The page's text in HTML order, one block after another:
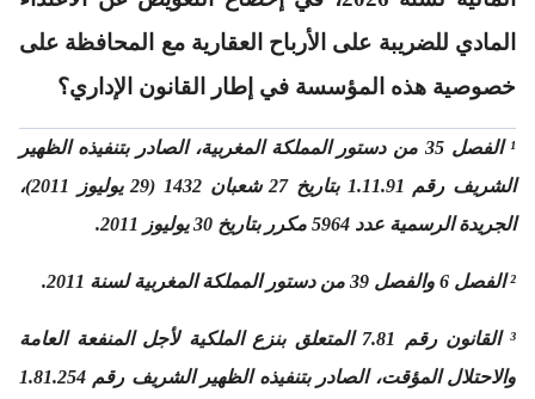
المادي للضريبة على الأرباح العقارية مع المحافظة على
خصوصية هذه المؤسسة في إطار القانون الإداري؟
¹ الفصل 35 من دستور المملكة المغربية، الصادر بتنفيذه الظهير
الشريف رقم 1.11.91 بتاريخ 27 شعبان 1432 (29 يوليوز 2011)،
الجريدة الرسمية عدد 5964 مكرر بتاريخ 30 يوليوز 2011.
² الفصل 6 والفصل 39 من دستور المملكة المغربية لسنة 2011.
³ القانون رقم 7.81 المتعلق بنزع الملكية لأجل المنفعة العامة
والاحتلال المؤقت، الصادر بتنفيذه الظهير الشريف رقم 1.81.254